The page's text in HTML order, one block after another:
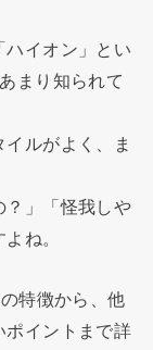
ハイオン」とい
まり知られて
ルがよく、ま
？」「怪我しや
ね。
特徴から、他
ポイントまで詳